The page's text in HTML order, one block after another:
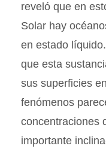
reveló que en
Solar hay
en estado
que esta
sus superficies
fenómenos
concentraciones
importante